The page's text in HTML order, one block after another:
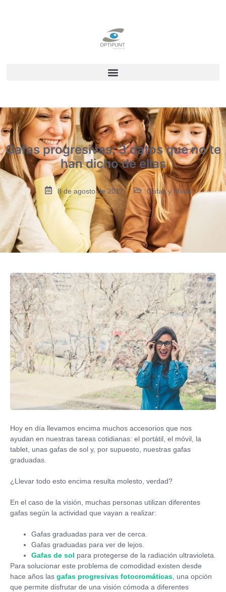
Gafas progresivas: 3 datos que no te
han dicho de ellas
8 de agosto de 2017 Gafas y Moda
Hoy en día llevamos encima muchos accesorios que nos
ayudan en nuestras tareas cotidianas: el portátil, el móvil, la
tablet, unas gafas de sol y, por supuesto, nuestras gafas
graduadas.
¿Llevar todo esto encima resulta molesto, verdad?
En el caso de la visión, muchas personas utilizan diferentes
gafas según la actividad que vayan a realizar:
Gafas graduadas para ver de cerca.
Gafas graduadas para ver de lejos.
Gafas de sol para protegerse de la radiación ultravioleta.
Para solucionar este problema de comodidad existen desde
hace años las gafas progresivas fotocromáticas , una opción
que permite disfrutar de una visión cómoda a diferentes